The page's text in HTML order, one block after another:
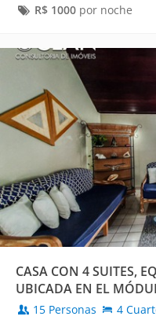
R$ 1000por noche
CASA CON 4 SUITES,
UBICADA EN EL
15 Personas 4